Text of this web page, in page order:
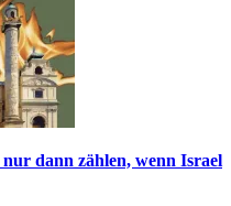
dann zählen, wenn Israel